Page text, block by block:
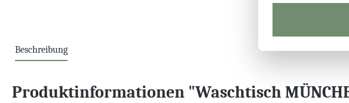
Beschreibung
Produktinformationen "Waschtisch